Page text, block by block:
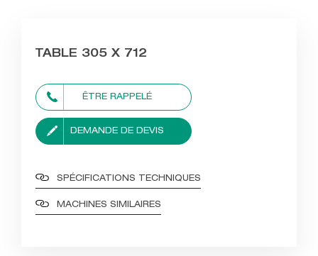
TABLE 305 X 712
ÊTRE RAPPELÉ
DEMANDE DE DEVIS
SPÉCIFICATIONS TECHNIQUES
MACHINES SIMILAIRES